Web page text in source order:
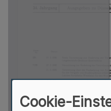
Cookie-